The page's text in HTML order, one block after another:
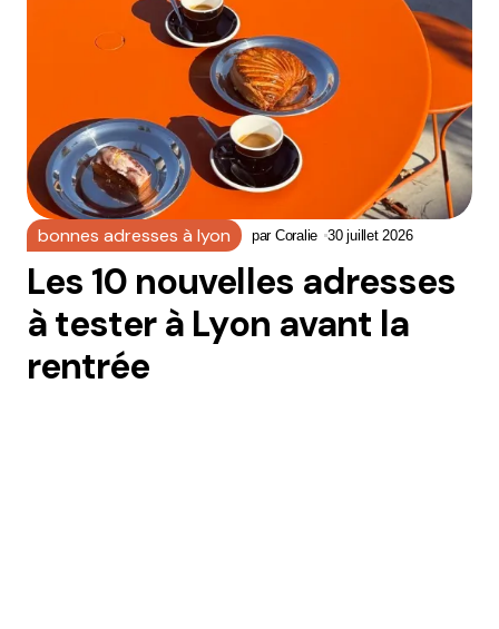
bonnes adresses à lyon par Coralie 30 juillet 2026
Les 10 nouvelles adresses
à tester à Lyon avant la
rentrée